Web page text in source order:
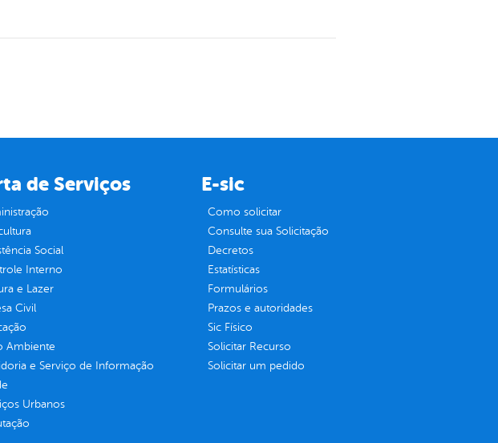
de Serviços
Social
Interno
e Lazer
Civil
Ambiente
e Serviço de Informação
Urbanos
E-sic
Como solicitar
Consulte sua Solicitação
Decretos
Estatísticas
Formulários
Prazos e autoridades
Sic Físico
Solicitar Recurso
Solicitar um pedido